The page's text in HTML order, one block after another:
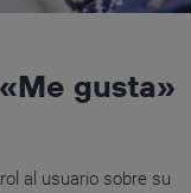
gusta»
al usuario sobre su